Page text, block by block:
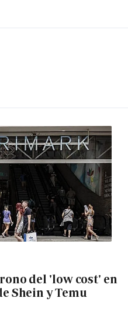
del 'low cost' en
Shein y Temu